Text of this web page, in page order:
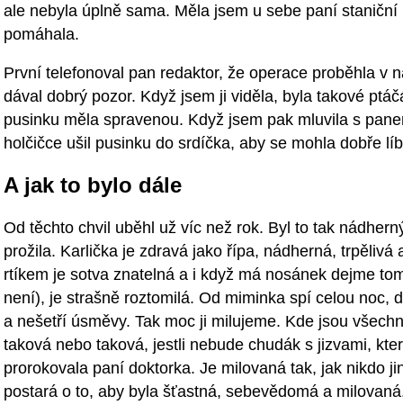
ale nebyla úplně sama. Měla jsem u sebe paní
pomáhala.
První telefonoval pan redaktor, že operace proběhla v
dával dobrý pozor. Když jsem ji viděla, byla takové
pusinku měla spravenou. Když jsem pak mluvila s
holčičce ušil pusinku do srdíčka, aby se mohla dobře
A jak to bylo dále
Od těchto chvil uběhl už víc než rok. Byl to tak
prožila. Karlička je zdravá jako řípa, nádherná, trpělivá
rtíkem je sotva znatelná a i když má nosánek dejme
není), je strašně roztomilá. Od miminka spí celou noc,
a nešetří úsměvy. Tak moc ji milujeme. Kde jsou
taková nebo taková, jestli nebude chudák s jizvami,
prorokovala paní doktorka. Je milovaná tak, jak nikdo
postará o to, aby byla šťastná, sebevědomá a